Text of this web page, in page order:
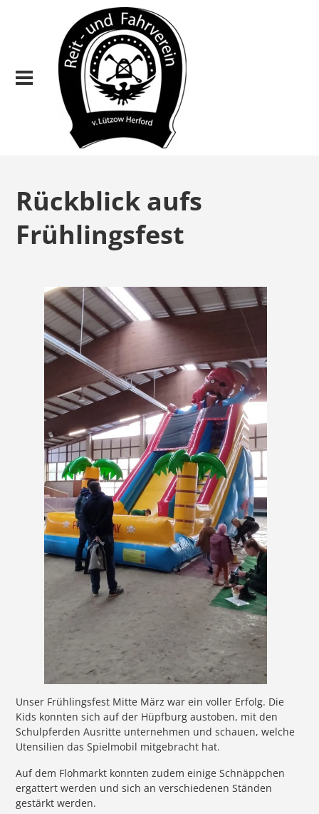
Rückblick aufs
Frühlingsfest
Unser Frühlingsfest Mitte März war ein voller Erfolg. Die
Kids konnten sich auf der Hüpfburg austoben, mit den
Schulpferden Ausritte unternehmen und schauen, welche
Utensilien das Spielmobil mitgebracht hat.
Auf dem Flohmarkt konnten zudem einige Schnäppchen
ergattert werden und sich an verschiedenen Ständen
gestärkt werden.